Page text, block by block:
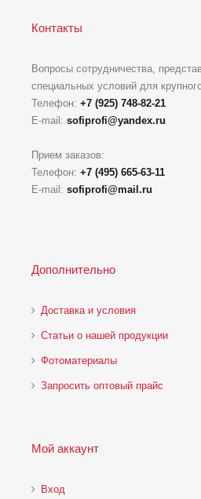
Контакты
Вопросы сотрудничества,
специальных условий для
Телефон: +7 (925) 748-82-21
E-mail: sofiprofi@yandex.ru
Прием заказов:
Телефон: +7 (495) 665-63-11
E-mail: sofiprofi@mail.ru
Дополнительно
Доставка и условия
Статьи о нашей продукции
Фотоматериалы
Запросить оптовый прайс
Мой аккаунт
Вход